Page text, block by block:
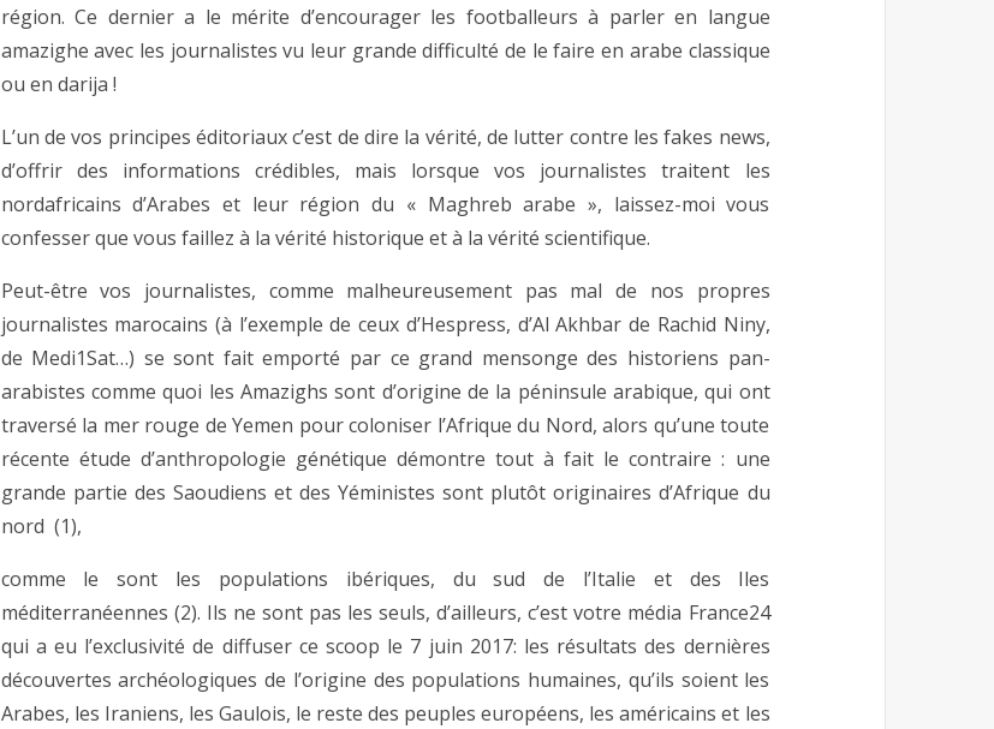
région. Ce dernier a le mérite d’encourager les footballeurs à parler en langue
amazighe avec les journalistes vu leur grande difficulté de le faire en arabe classique
ou en darija !
L’un de vos principes éditoriaux c’est de dire la vérité, de lutter contre les fakes news,
d’offrir des informations crédibles, mais lorsque vos journalistes traitent les
nordafricains d’Arabes et leur région du « Maghreb arabe », laissez-moi vous
confesser que vous faillez à la vérité historique et à la vérité scientifique.
Peut-être vos journalistes, comme malheureusement pas mal de nos propres
journalistes marocains (à l’exemple de ceux d’Hespress, d’Al Akhbar de Rachid Niny,
de Medi1Sat…) se sont fait emporté par ce grand mensonge des historiens pan-
arabistes comme quoi les Amazighs sont d’origine de la péninsule arabique, qui ont
traversé la mer rouge de Yemen pour coloniser l’Afrique du Nord, alors qu’une toute
récente étude d’anthropologie génétique démontre tout à fait le contraire : une
grande partie des Saoudiens et des Yéministes sont plutôt originaires d’Afrique du
nord (1),
comme le sont les populations ibériques, du sud de l’Italie et des Iles
méditerranéennes (2). Ils ne sont pas les seuls, d’ailleurs, c’est votre média France24
qui a eu l’exclusivité de diffuser ce scoop le 7 juin 2017: les résultats des dernières
découvertes archéologiques de l’origine des populations humaines, qu’ils soient les
Arabes, les Iraniens, les Gaulois, le reste des peuples européens, les américains et les